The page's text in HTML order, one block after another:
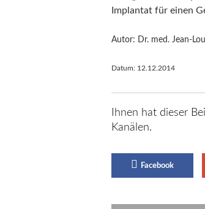
Implantat für einen
Autor: Dr. med. Jean-
Datum: 12.12.2014
Ihnen hat dieser
Kanälen.
Facebook